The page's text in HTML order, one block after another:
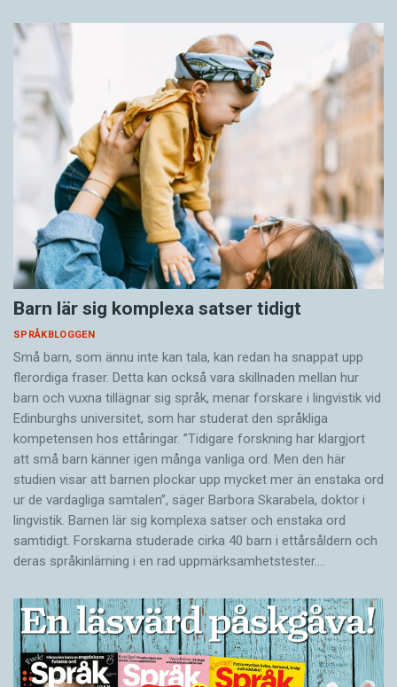
Barn lär sig komplexa satser tidigt
SPRÅKBLOGGEN
Små barn, som ännu inte kan tala, kan redan ha snappat upp
flerordiga fraser. Detta kan också vara skillnaden mellan hur
barn och vuxna tillägnar sig språk, menar forskare i lingvistik vid
Edinburghs universitet, som har studerat den språkliga
kompetensen hos ettåringar. ”Tidigare forskning har klargjort
att små barn känner igen många vanliga ord. Men den här
studien visar att barnen plockar upp mycket mer än enstaka ord
ur de vardagliga samtalen”, säger Barbora Skarabela, doktor i
lingvistik. Barnen lär sig komplexa satser och enstaka ord
samtidigt. Forskarna studerade cirka 40 barn i ettårsåldern och
deras språkinlärning i en rad uppmärksamhetstester.…